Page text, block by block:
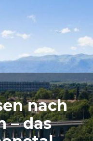
nach
– das